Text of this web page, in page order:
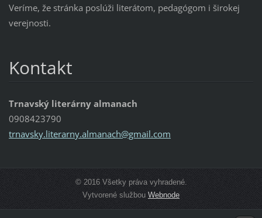
Veríme, že stránka poslúži literátom, pedagógom i širokej
verejnosti.
Kontakt
Trnavský literárny almanach
0908423790
trnavsky.literarny.almanach@gmail.com
© 2016 Všetky práva vyhradené.
Vytvorené službou Webnode